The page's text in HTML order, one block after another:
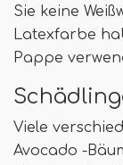
Sie keine
Latexfarbe
Pappe
Viele
Avocado -